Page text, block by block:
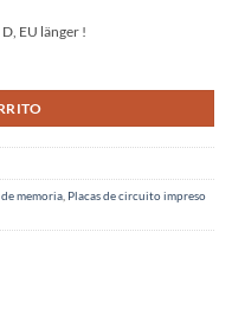
EU länger !
memoria Placas de circuito impreso